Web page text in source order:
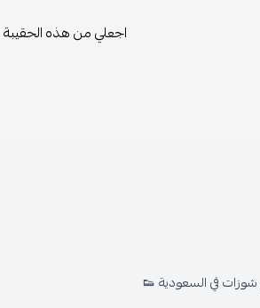
اجعلي من هذه الحقيبة
في السعودية 👟